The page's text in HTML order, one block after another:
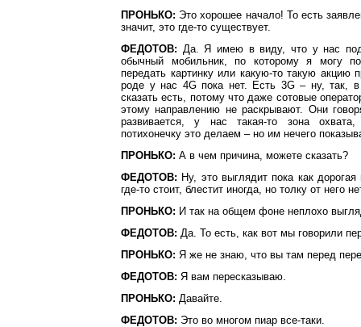
ПРОНЬКО: Это хорошее начало! То есть
значит, это где-то существует.
ФЕДОТОВ: Да. Я имею в виду, что у нас
обычный мобильник, по которому я могу
передать картинку или какую-то такую акцию
роде у нас 4G пока нет. Есть 3G – ну, так,
сказать есть, потому что даже сотовые
этому направлению не раскрывают. Они
развивается, у нас такая-то зона
потихонечку это делаем – но им нечего
ПРОНЬКО: А в чем причина, можете сказать?
ФЕДОТОВ: Ну, это выглядит пока как дорогая
где-то стоит, блестит иногда, но толку от него
ПРОНЬКО: И так на общем фоне неплохо
ФЕДОТОВ: Да. То есть, как вот мы говорили
ПРОНЬКО: Я же не знаю, что вы там перед
ФЕДОТОВ: Я вам пересказываю.
ПРОНЬКО: Давайте.
ФЕДОТОВ: Это во многом пиар все-таки.